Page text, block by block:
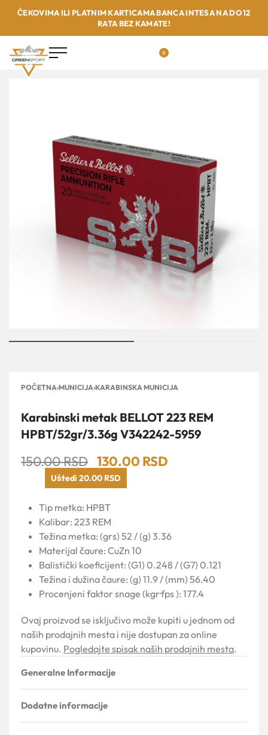
ČEKOVIMA ILI PLATNIM KARTICAMA BANCA INTESA NA DO 12
RATA BEZ KAMATE!
0
POČETNA›MUNICIJA›KARABINSKA MUNICIJA
Karabinski metak BELLOT 223 REM
HPBT/52gr/3.36g V342242-5959
150.00RSD 130.00 RSD
Uštedi 20.00 RSD
Tip metka: HPBT
Kalibar: 223 REM
Težina metka: (grs) 52 / (g) 3.36
Materijal čaure: CuZn 10
Balistički koeficijent: (G1) 0.248 / (G7) 0.121
Težina i dužina čaure: (g) 11.9 / (mm) 56.40
Procenjeni faktor snage (kgr·fps ): 177.4
Ovaj proizvod se isključivo može kupiti u jednom od
naših prodajnih mesta i nije dostupan za online
kupovinu. Pogledajte spisak naših prodajnih mesta.
Generalne Informacije
Dodatne informacije